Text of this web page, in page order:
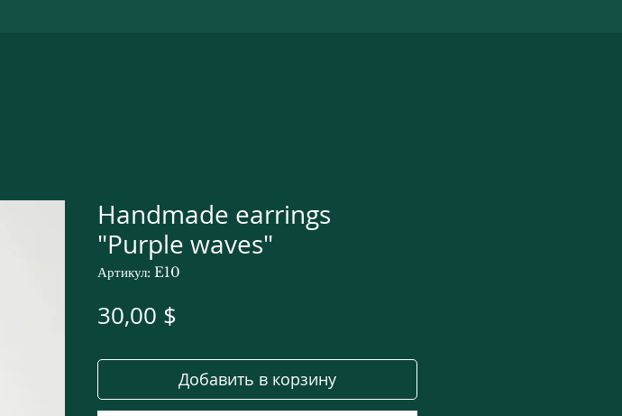
Handmade earrings
"Purple waves"
Артикул: E10
30,00 $
Добавить в корзину